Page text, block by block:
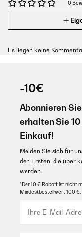
0
Es liegen keine
-10€
Abonnieren
erhalten Sie
Einkauf!
Melden Sie sich für
den Ersten, die über
werden.
*Der 10 € Rabatt ist nicht
Mindestbestellwert 100 €.